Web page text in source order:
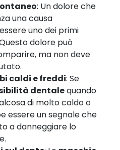
: Un dolore che
una causa
uno dei primi
dolore può
ma non deve
caldi e freddi: Se
dentalequando
di molto caldo o
essere un segnale che
a danneggiare lo